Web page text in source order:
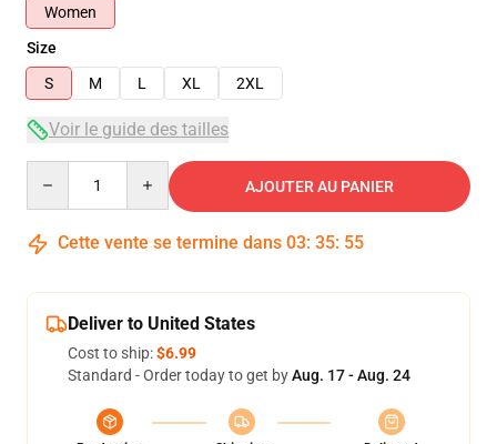
Women
Size
S
M L XL 2XL
Voir le guide des tailles
AJOUTER AU PANIER
Cette vente se termine dans 03: 35: 54
Deliver to United States
Cost to ship:$6.99
Standard - Order today to get byAug. 17 - Aug. 24